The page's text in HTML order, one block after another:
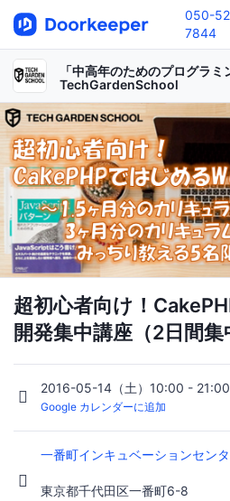
050-
7844
「中高年のためのプログラミ
TechGardenSchool
超初心者向け！
開発集中講座（2日間集
2016-05-14（土）10:00 - 21:00
Google カレンダーに追加
一番町インキュベーションセン
東京都千代田区一番町6-8